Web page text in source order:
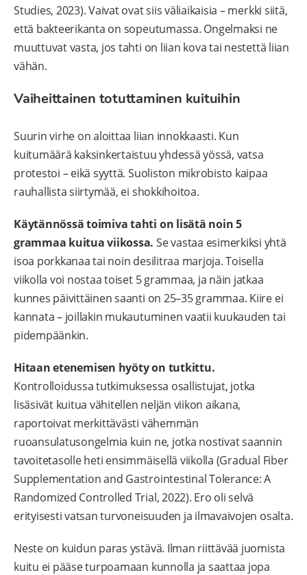
Studies, 2023). Vaivat ovat siis väliaikaisia – merkki siitä,
että bakteerikanta on sopeutumassa. Ongelmaksi ne
muuttuvat vasta, jos tahti on liian kova tai nestettä liian
vähän.
Vaiheittainen totuttaminen kuituihin
Suurin virhe on aloittaa liian innokkaasti. Kun
kuitumäärä kaksinkertaistuu yhdessä yössä, vatsa
protestoi – eikä syyttä. Suoliston mikrobisto kaipaa
rauhallista siirtymää, ei shokkihoitoa.
Käytännössä toimiva tahti on lisätä noin 5
grammaa kuitua viikossa. Se vastaa esimerkiksi yhtä
isoa porkkanaa tai noin desilitraa marjoja. Toisella
viikolla voi nostaa toiset 5 grammaa, ja näin jatkaa
kunnes päivittäinen saanti on 25–35 grammaa. Kiire ei
kannata – joillakin mukautuminen vaatii kuukauden tai
pidempäänkin.
Hitaan etenemisen hyöty on tutkittu.
Kontrolloidussa tutkimuksessa osallistujat, jotka
lisäsivät kuitua vähitellen neljän viikon aikana,
raportoivat merkittävästi vähemmän
ruoansulatusongelmia kuin ne, jotka nostivat saannin
tavoitetasolle heti ensimmäisellä viikolla (Gradual Fiber
Supplementation and Gastrointestinal Tolerance: A
Randomized Controlled Trial, 2022). Ero oli selvä
erityisesti vatsan turvoneisuuden ja ilmavaivojen osalta.
Neste on kuidun paras ystävä. Ilman riittävää juomista
kuitu ei pääse turpoamaan kunnolla ja saattaa jopa